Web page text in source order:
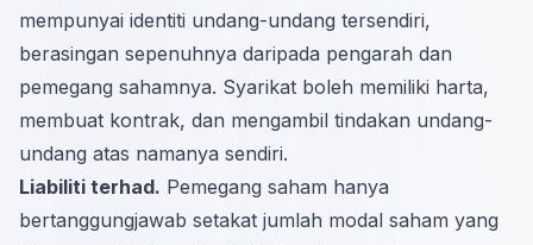
mempunyai identiti undang-undang tersendiri,
berasingan sepenuhnya daripada pengarah dan
pemegang sahamnya. Syarikat boleh memiliki harta,
membuat kontrak, dan mengambil tindakan undang-
undang atas namanya sendiri.
Liabiliti terhad. Pemegang saham hanya
bertanggungjawab setakat jumlah modal saham yang